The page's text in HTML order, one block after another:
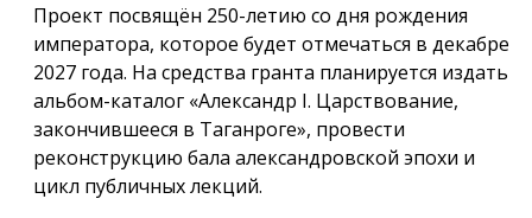
Проект посвящён 250-летию со дня рождения
императора, которое будет отмечаться в декабре
2027 года. На средства гранта планируется издать
альбом-каталог «Александр I. Царствование,
закончившееся в Таганроге», провести
реконструкцию бала александровской эпохи и
цикл публичных лекций.